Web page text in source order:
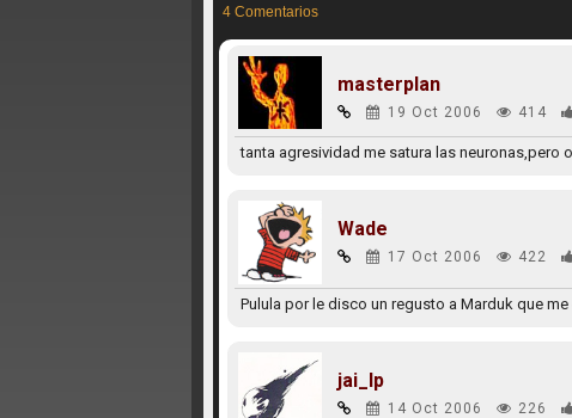
4 Comentarios
masterplan
19 Oct 2006 414
tanta agresividad me satura las neuronas,pero
Wade
17 Oct 2006 422
Pulula por le disco un regusto a Marduk que me
jai_lp
14 Oct 2006 226